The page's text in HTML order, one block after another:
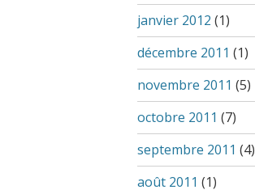
janvier 2012 (1)
décembre 2011 (1)
novembre 2011 (5)
octobre 2011 (7)
septembre 2011 (4)
août 2011 (1)